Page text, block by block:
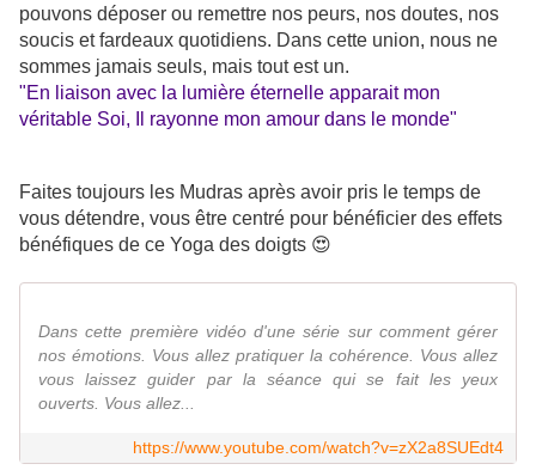
pouvons déposer ou remettre nos peurs, nos doutes, nos
soucis et fardeaux quotidiens. Dans cette union, nous ne
sommes jamais seuls, mais tout est un.
"En liaison avec la lumière éternelle apparait mon
véritable Soi, Il rayonne mon amour dans le monde"
Faites toujours les Mudras après avoir pris le temps de
vous détendre, vous être centré pour bénéficier des effets
bénéfiques de ce Yoga des doigts 😍
Dans cette première vidéo d'une série sur comment gérer
nos émotions. Vous allez pratiquer la cohérence. Vous allez
vous laissez guider par la séance qui se fait les yeux
ouverts. Vous allez...
https://www.youtube.com/watch?v=zX2a8SUEdt4